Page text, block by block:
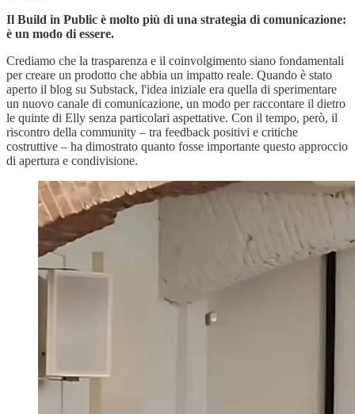
Il Build in Public è molto più di una strategia di comunicazione:
è un modo di essere.
Crediamo che la trasparenza e il coinvolgimento siano fondamentali
per creare un prodotto che abbia un impatto reale. Quando è stato
aperto il blog su Substack, l'idea iniziale era quella di sperimentare
un nuovo canale di comunicazione, un modo per raccontare il dietro
le quinte di Elly senza particolari aspettative. Con il tempo, però, il
riscontro della community – tra feedback positivi e critiche
costruttive – ha dimostrato quanto fosse importante questo approccio
di apertura e condivisione.